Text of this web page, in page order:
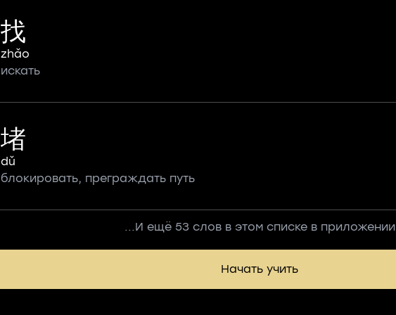
找
zhǎo
искать
堵
dǔ
блокировать, преграждать путь
...И ещё 53 слов в этом списке в приложении
Начать учить